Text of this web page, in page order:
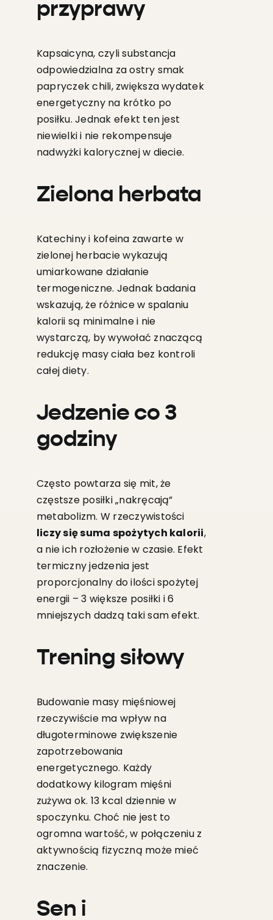
przyprawy
Kapsaicyna, czyli substancja
odpowiedzialna za ostry smak
papryczek chili, zwiększa wydatek
energetyczny na krótko po
posiłku. Jednak efekt ten jest
niewielki i nie rekompensuje
nadwyżki kalorycznej w diecie.
Zielona herbata
Katechiny i kofeina zawarte w
zielonej herbacie wykazują
umiarkowane działanie
termogeniczne. Jednak badania
wskazują, że różnice w spalaniu
kalorii są minimalne i nie
wystarczą, by wywołać znaczącą
redukcję masy ciała bez kontroli
całej diety.
Jedzenie co 3
godziny
Często powtarza się mit, że
częstsze posiłki „nakręcają”
metabolizm. W rzeczywistości
liczy się suma spożytych kalorii,
a nie ich rozłożenie w czasie. Efekt
termiczny jedzenia jest
proporcjonalny do ilości spożytej
energii – 3 większe posiłki i 6
mniejszych dadzą taki sam efekt.
Trening siłowy
Budowanie masy mięśniowej
rzeczywiście ma wpływ na
długoterminowe zwiększenie
zapotrzebowania
energetycznego. Każdy
dodatkowy kilogram mięśni
zużywa ok. 13 kcal dziennie w
spoczynku. Choć nie jest to
ogromna wartość, w połączeniu z
aktywnością fizyczną może mieć
znaczenie.
Sen i